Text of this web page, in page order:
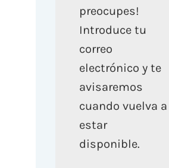
preocupes!
Introduce tu
correo
electrónico y te
avisaremos
cuando vuelva a
estar
disponible.